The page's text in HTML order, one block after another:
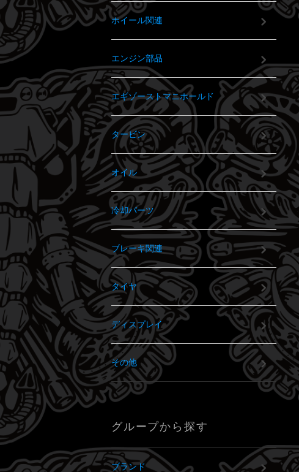
ホイール関連
エンジン部品
エギゾーストマニホールド
タービン
オイル
冷却パーツ
ブレーキ関連
タイヤ
ディスプレイ
その他
グループから探す
ブランド